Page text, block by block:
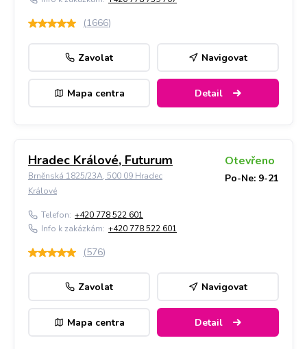
(1666)
Zavolat Navigovat
Mapa centra Detail
Hradec Králové, Futurum
Brněnská 1825/23A, 500 09 Hradec
Králové
Otevřeno
Po-Ne: 9-21
Telefon: +420 778 522 601
Info k zakázkám: +420 778 522 601
(576)
Zavolat Navigovat
Mapa centra Detail